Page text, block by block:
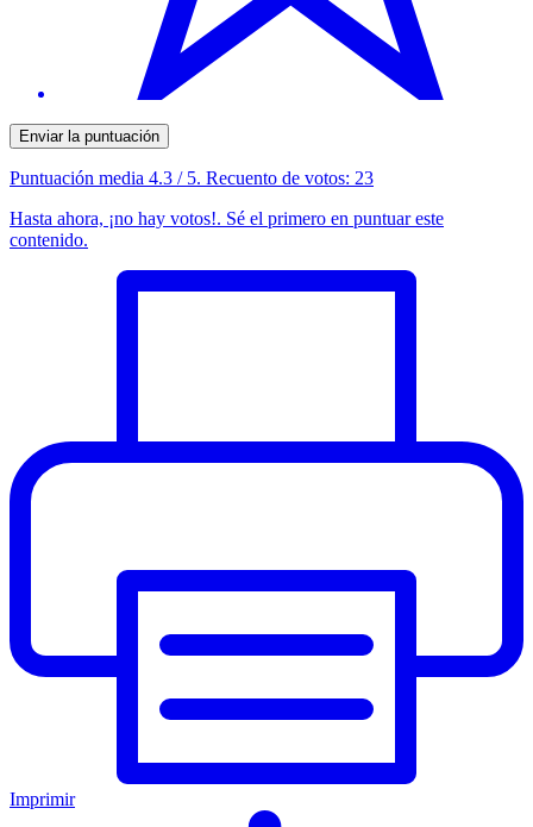
Enviar la puntuación
Puntuación media 4.3 / 5. Recuento de votos: 23
Hasta ahora, ¡no hay votos!. Sé el primero en puntuar este
contenido.
Imprimir